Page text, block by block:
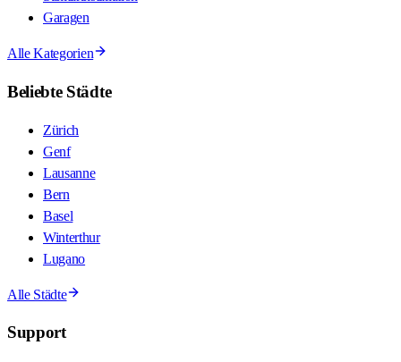
Garagen
Alle Kategorien
Beliebte Städte
Zürich
Genf
Lausanne
Bern
Basel
Winterthur
Lugano
Alle Städte
Support